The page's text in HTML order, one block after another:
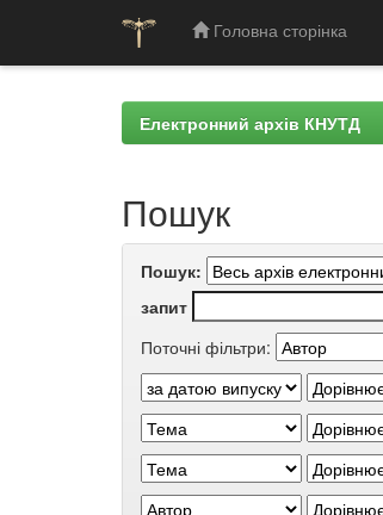
Головна сторінка
Електронний архів КНУТД
Пошук
Пошук:
запит
Поточні фільтри: